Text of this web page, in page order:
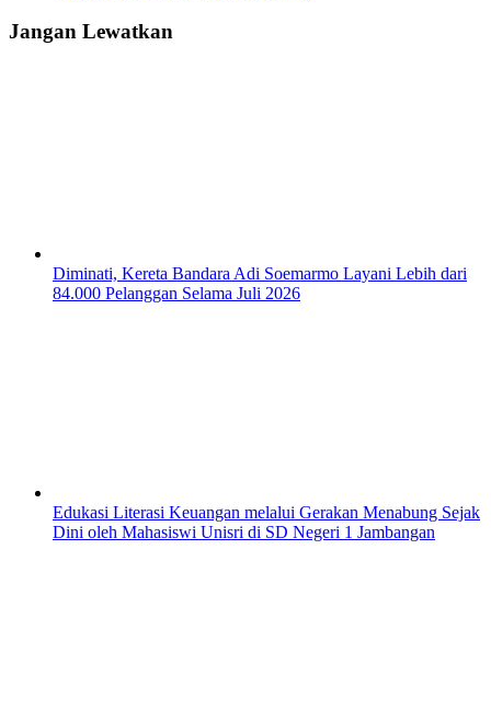
Jangan Lewatkan
Diminati, Kereta Bandara Adi Soemarmo Layani Lebih dari
84.000 Pelanggan Selama Juli 2026
Edukasi Literasi Keuangan melalui Gerakan Menabung Sejak
Dini oleh Mahasiswi Unisri di SD Negeri 1 Jambangan